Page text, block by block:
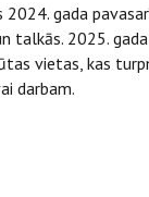
gada
talkās. 2025.
vietas, kas
darbam.